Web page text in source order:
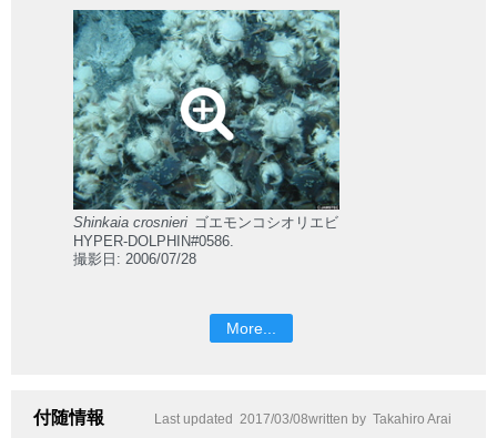
Shinkaia crosnieri ゴエモンコシオリエビ
HYPER-DOLPHIN#0586.
撮影日: 2006/07/28
More...
付随情報 Last updated 2017/03/08written by Takahiro Arai